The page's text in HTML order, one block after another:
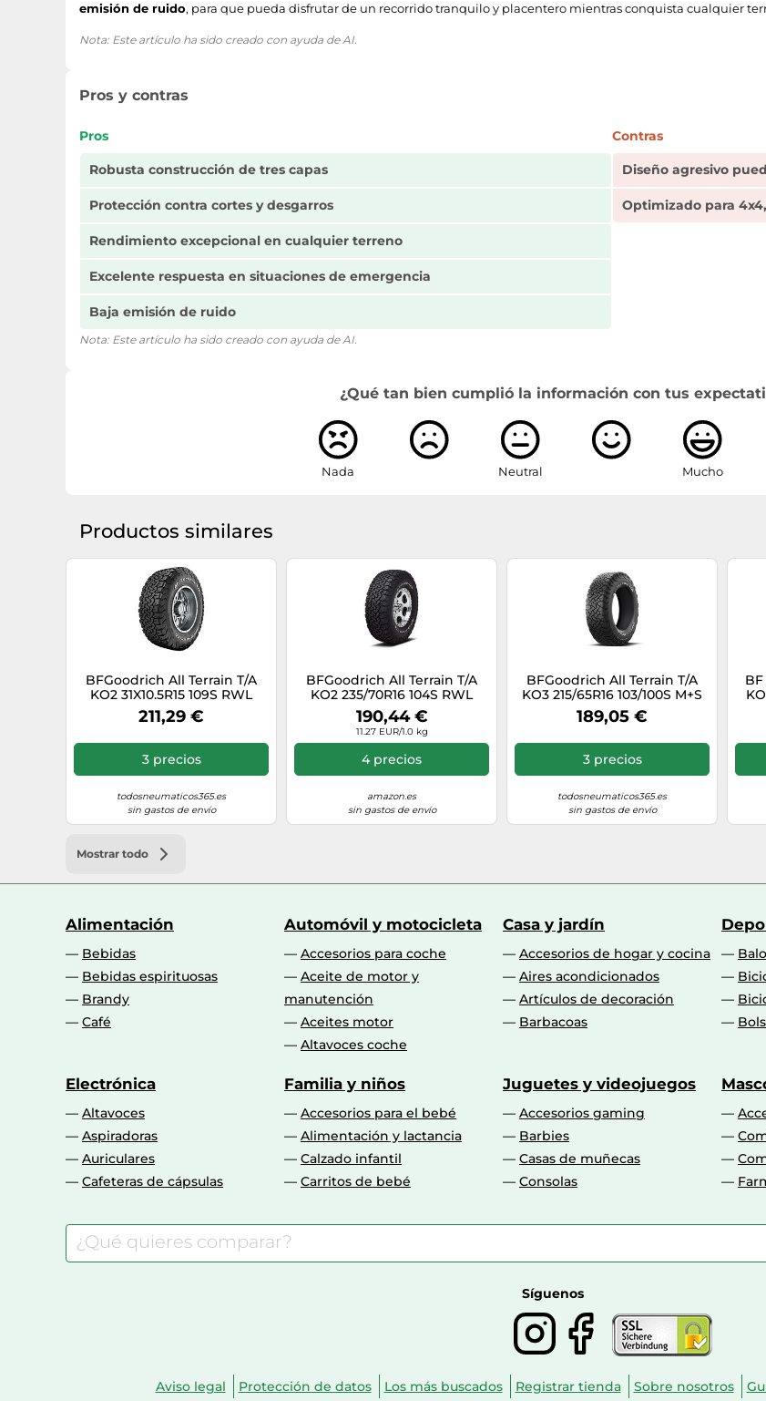
emisión de ruido, para que pueda disfrutar de un recorrido tranquilo y placentero mientras conquista cualquier
Nota: Este artículo ha sido creado con ayuda de AI.
Pros y contras
Pros
Robusta construcción de tres capas
Protección contra cortes y desgarros
Rendimiento excepcional en cualquier terreno
Excelente respuesta en situaciones de emergencia
Baja emisión de ruido
Contras
Diseño agresivo
Optimizado para
Nota: Este artículo ha sido creado con ayuda de AI.
¿Qué tan bien cumplió la información con tus
Nada Neutral Mucho
Productos similares
BFGoodrich All Terrain T/A
KO2 31X10.5R15 109S RWL
3PMSF
211,29 €
3 precios
todosneumaticos365.es
sin gastos de envío
BFGoodrich All Terrain T/A
KO2 235/70R16 104S RWL
3PMSF
190,44 €
11.27 EUR/1.0 kg
4 precios
amazon.es
sin gastos de envío
BFGoodrich All Terrain T/A
KO3 215/65R16 103/100S M+S
3PMSF TL
189,05 €
3 precios
todosneumaticos365.es
sin gastos de envío
Mostrar todo
Alimentación
Bebidas
Bebidas espirituosas
Brandy
Café
Automóvil y motocicleta
Accesorios para coche
Aceite de motor y
manutención
Aceites motor
Altavoces coche
Casa y jardín
Accesorios de hogar y cocina
Aires acondicionados
Artículos de decoración
Barbacoas
Electrónica
Altavoces
Aspiradoras
Auriculares
Cafeteras de cápsulas
Familia y niños
Accesorios para el bebé
Alimentación y lactancia
Calzado infantil
Carritos de bebé
Juguetes y videojuegos
Accesorios gaming
Barbies
Casas de muñecas
Consolas
Síguenos
Aviso legal Protección de datos Los más buscados Registrar tienda Sobre nosotros